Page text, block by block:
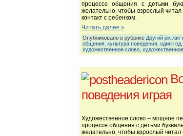
процессе общения с детьми
желательно, чтобы взрослый
контакт с ребенком.
Читать далее »
Опубликовано в рубрике Другий рік
общения культура поведения один год
художественное слово
поведения играя
Художественное слово – мощное
процессе общения с детьми
желательно, чтобы взрослый